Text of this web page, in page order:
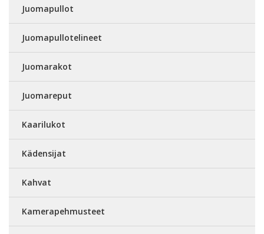
Juomapullot
Juomapullotelineet
Juomarakot
Juomareput
Kaarilukot
Kädensijat
Kahvat
Kamerapehmusteet